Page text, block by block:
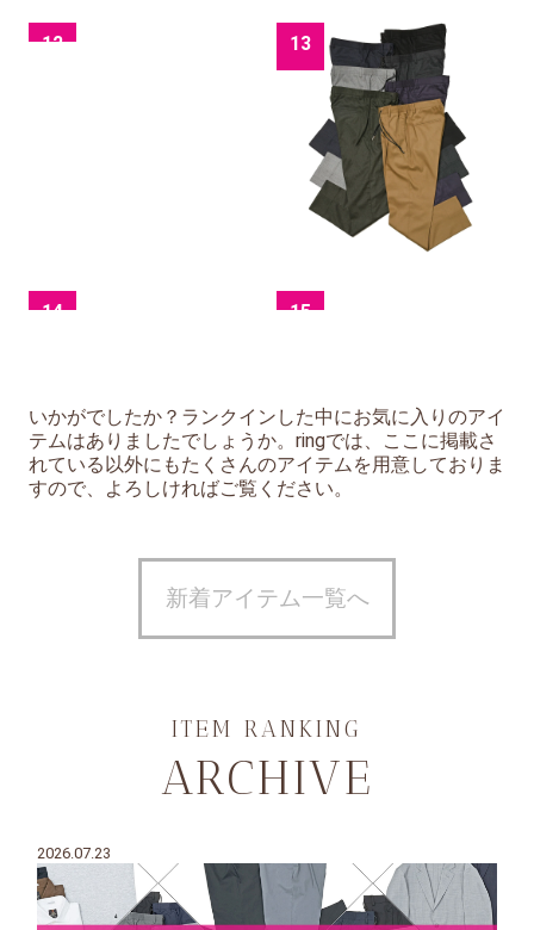
12 13
14 15
いかがでしたか？ランクインした中にお気に入りのアイ
テムはありましたでしょうか。ringでは、ここに掲載さ
れている以外にもたくさんのアイテムを用意しておりま
すので、よろしければご覧ください。
新着アイテム一覧へ
ITEM RANKING
ARCHIVE
2026.07.23